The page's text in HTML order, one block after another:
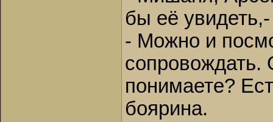
бы её
- Можно и
понимаете?
боярина.